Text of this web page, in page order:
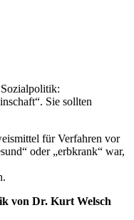
Sie sollten
für Verfahren vor
oder „erbkrank“ war,
von Dr. Kurt Welsch